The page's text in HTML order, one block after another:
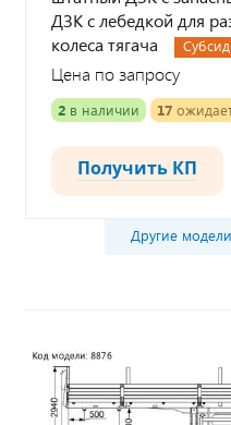
ДЗК с лебедкой для
колеса тягача
Цена по запросу
2 в наличии 17
Получить КП
Другие